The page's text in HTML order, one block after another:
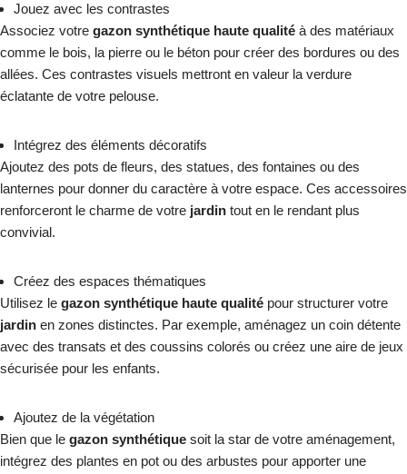
Jouez avec les contrastes
Associez votre gazon synthétique haute qualité à des matériaux
comme le bois, la pierre ou le béton pour créer des bordures ou des
allées. Ces contrastes visuels mettront en valeur la verdure
éclatante de votre pelouse.
Intégrez des éléments décoratifs
Ajoutez des pots de fleurs, des statues, des fontaines ou des
lanternes pour donner du caractère à votre espace. Ces accessoires
renforceront le charme de votre jardin tout en le rendant plus
convivial.
Créez des espaces thématiques
Utilisez le gazon synthétique haute qualité pour structurer votre
jardin en zones distinctes. Par exemple, aménagez un coin détente
avec des transats et des coussins colorés ou créez une aire de jeux
sécurisée pour les enfants.
Ajoutez de la végétation
Bien que le gazon synthétique soit la star de votre aménagement,
intégrez des plantes en pot ou des arbustes pour apporter une